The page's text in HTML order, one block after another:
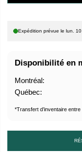
U
Expédition prévue le lun.
Disponibilité en
Montréal:
Québec:
*Transfert d’inventaire